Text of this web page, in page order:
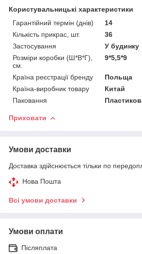
Користувальницькі характеристики
Гарантійний термін (днів)
14
Кількість прикрас, шт.
36
Застосування
У будинку
Розміри коробки (Ш*В*Г),
см.
9*5,5*9
Країна реєстрації бренду
Польща
Країна-виробник товару
Китай
Паковання
Приховати
Умови доставки
Доставка здійснюється тільки по
Нова Пошта
Всі умови доставки
Умови оплати
Післяплата